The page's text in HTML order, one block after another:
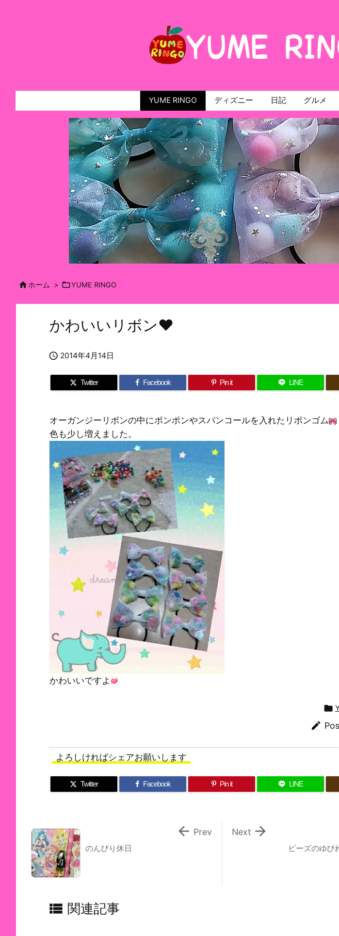
YUME RINGO ディズニー 日記 グルメ
ホーム > YUME RINGO
かわいいリボン♥
 2014年4月14日
Twitter Facebook Pin it LINE
オーガンジーリボンの中にポンポンやスパンコールを入れたリボンゴム
色も少し増えました。
かわいいですよ


よろしければシェアお願いします
Twitter Facebook Pin it LINE
ビーズのゆ

Next
のんびり休日
 Prev
 関連記事